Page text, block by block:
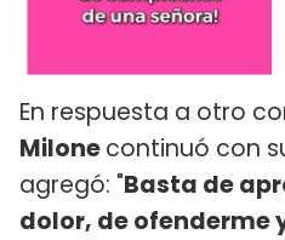
En respuesta a otro
Milonecontinuó con
agregó: "Basta de
dolor, de ofenderme